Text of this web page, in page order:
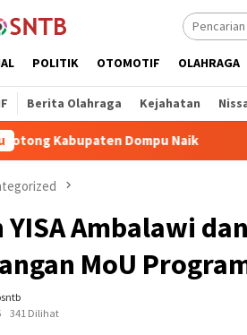
POLITIK OTOMOTIF OLAHRAGA
Berita Olahraga Kejahatan
Naik Wakil Bupati Bima
YISA Ambalawi
MoU
341 Dilihat